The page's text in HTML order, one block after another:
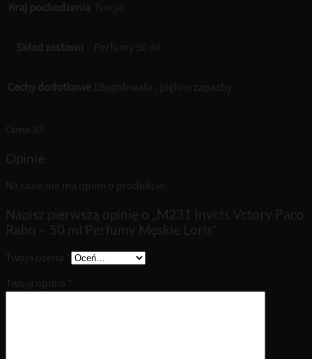
Kraj pochodzenia Turcja
Skład zestawu Perfumy 50 ml
Cechy dodotkowe Długotrwałe , piękne zapachy
Opinie (0)
Opinie
Na razie nie ma opinii o produkcie.
Napisz pierwszą opinię o „M231 Invcts Vctory Paco
Rabn – 50 ml Perfumy Męskie Loris”
Twoja ocena
Twoja opinia